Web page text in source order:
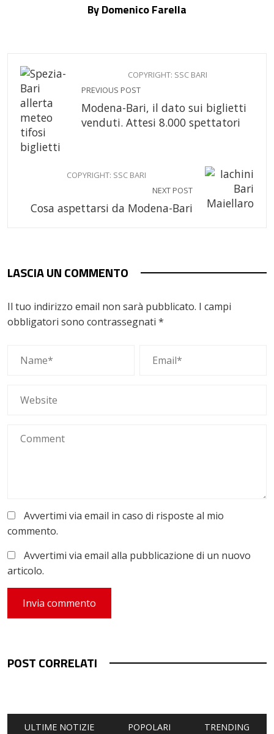
By Domenico Farella
COPYRIGHT: SSC BARI
PREVIOUS POST
Modena-Bari, il dato sui biglietti
venduti. Attesi 8.000 spettatori
COPYRIGHT: SSC BARI
NEXT POST
Cosa aspettarsi da Modena-Bari
LASCIA UN COMMENTO
Il tuo indirizzo email non sarà pubblicato. I campi
obbligatori sono contrassegnati *
Avvertimi via email in caso di risposte al mio
commento.
Avvertimi via email alla pubblicazione di un nuovo
articolo.
POST CORRELATI
ULTIME NOTIZIE POPOLARI TRENDING